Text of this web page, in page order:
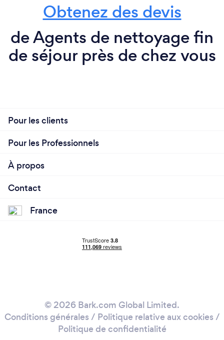
Obtenez des devis
de Agents de nettoyage fin
de séjour près de chez vous
Pour les clients
Pour les Professionnels
À propos
Contact
France
© 2026 Bark.com Global Limited.
Conditions générales / Politique relative aux cookies /
Politique de confidentialité